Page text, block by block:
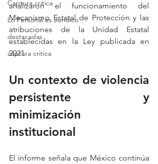
Captura critica
Lo Personal es Jurídico
destacadas
captura critica
analizaron el funcionamiento del
Mecanismo Estatal de Protección y las
atribuciones de la Unidad Estatal
establecidas en la Ley publicada en
2021.
Un contexto de violencia
persistente y
minimización
institucional
El informe señala que México continúa